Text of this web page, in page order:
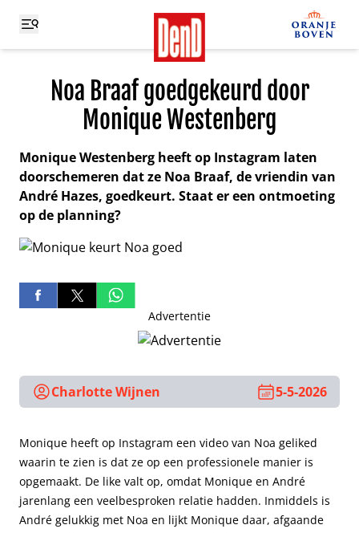
Noa Braaf goedgekeurd door
Monique Westenberg
Monique Westenberg heeft op Instagram laten
doorschemeren dat ze Noa Braaf, de vriendin van
André Hazes, goedkeurt. Staat er een ontmoeting
op de planning?
Advertentie
Charlotte Wijnen 5-5-2026
Monique heeft op Instagram een video van Noa geliked
waarin te zien is dat ze op een professionele manier is
opgemaakt. De like valt op, omdat Monique en André
jarenlang een veelbesproken relatie hadden. Inmiddels is
André gelukkig met Noa en lijkt Monique daar, afgaande